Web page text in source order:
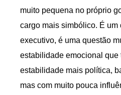
muito pequena no próprio
cargo mais simbólico. É um
executivo, é uma questão
estabilidade emocional que
estabilidade mais política,
mas com muito pouca